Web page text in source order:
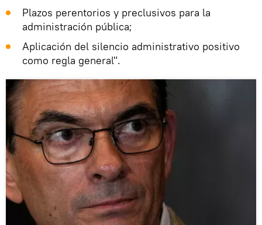
Plazos perentorios y preclusivos para la
administración pública;
Aplicación del silencio administrativo positivo
como regla general".